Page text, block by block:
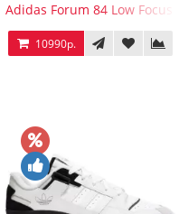
Adidas Forum 84 Low Focus
10990р.